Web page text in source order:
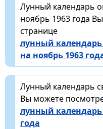
Лунный календарь
ноябрь 1963 года
странице
лунный
на ноябрь 1963
Лунный календарь
Вы можете
лунный календарь
года